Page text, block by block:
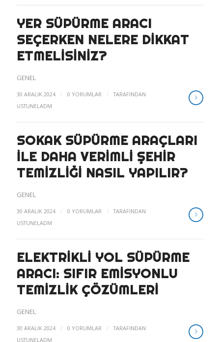
YER SÜPÜRME ARACI
SEÇERKEN NELERE DIKKAT
ETMELISINIZ?
GENEL
30 ARALIK 2024 / 0 YORUMLAR /
TARAFINDAN
USTUNELADM
SOKAK SÜPÜRME ARAÇLARI
ILE DAHA VERIMLI ŞEHIR
TEMIZLIĞI NASIL YAPILIR?
GENEL
30 ARALIK 2024 / 0 YORUMLAR /
TARAFINDAN
USTUNELADM
ELEKTRIKLI YOL SÜPÜRME
ARACI: SIFIR EMISYONLU
TEMIZLIK ÇÖZÜMLERI
GENEL
30 ARALIK 2024 / 0 YORUMLAR /
TARAFINDAN
USTUNELADM